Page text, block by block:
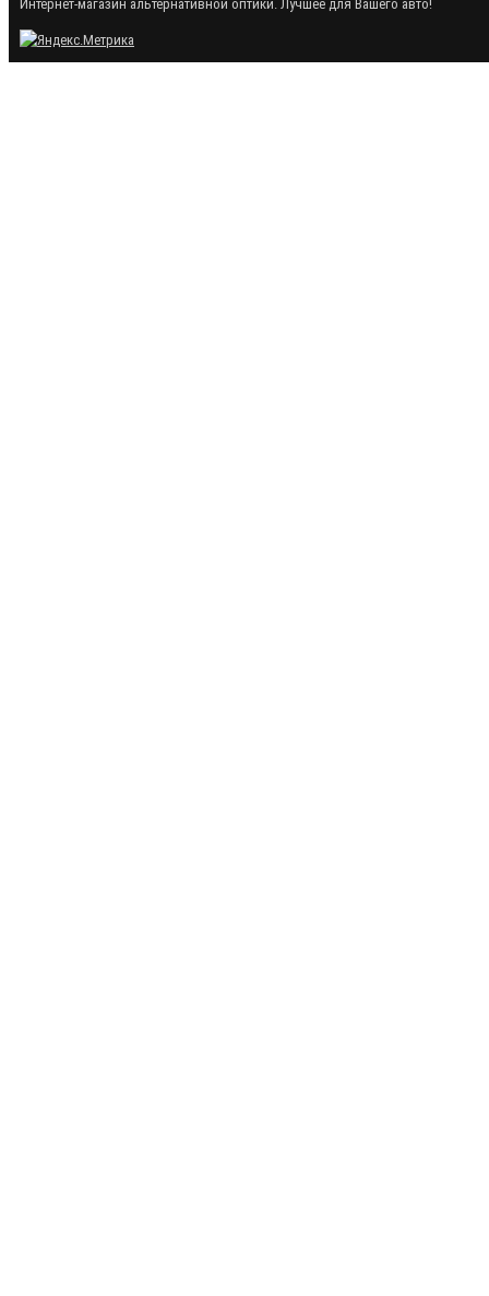
Интернет-магазин альтернативной оптики. Лучшее для Вашего авто!